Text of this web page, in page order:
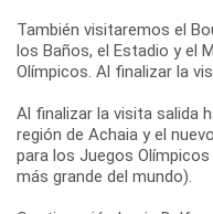
También visitaremos el
los Baños, el Estadio y el
Olímpicos. Al finalizar la
Al finalizar la visita salida
región de Achaia y el
para los Juegos
más grande del mundo).